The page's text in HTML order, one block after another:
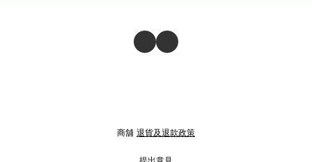
商舖 退貨及退款政策